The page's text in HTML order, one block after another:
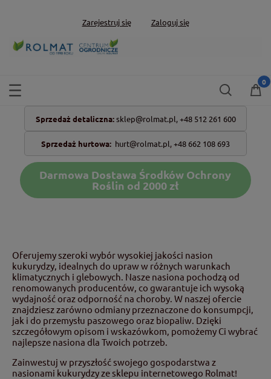
Zarejestruj się Zaloguj się
Sprzedaż detaliczna: sklep@rolmat.pl, +48 512 261 600
Sprzedaż hurtowa: hurt@rolmat.pl,+48 662 108 693
Darmowa Dostawa Środków Ochrony
Roślin od 2000 zł
Oferujemy szeroki wybór wysokiej jakości nasion
kukurydzy, idealnych do upraw w różnych warunkach
klimatycznych i glebowych. Nasze nasiona pochodzą od
renomowanych producentów, co gwarantuje ich wysoką
wydajność oraz odporność na choroby. W naszej ofercie
znajdziesz zarówno odmiany przeznaczone do konsumpcji,
jak i do przemysłu paszowego oraz biopaliw. Dzięki
szczegółowym opisom i wskazówkom, pomożemy Ci wybrać
najlepsze nasiona dla Twoich potrzeb.
Zainwestuj w przyszłość swojego gospodarstwa z
nasionami kukurydzy ze sklepu internetowego Rolmat!